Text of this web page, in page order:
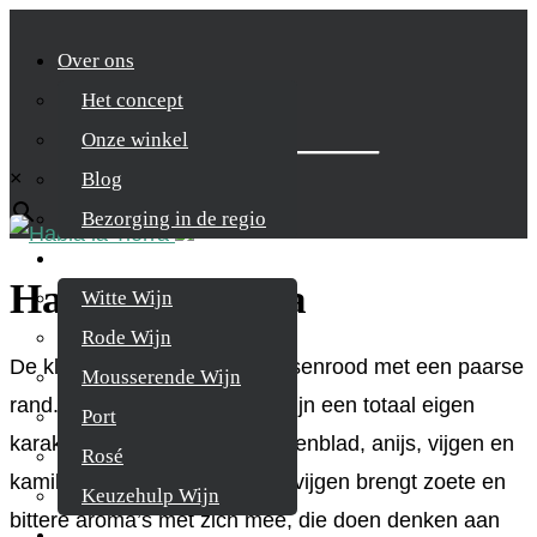
Over ons
Het concept
Onze winkel
Blog
Bezorging in de regio
Witte Wijn
Rode Wijn
Mousserende Wijn
Port
Rosé
Keuzehulp Wijn
Zoek je product
×
Habla La Tierra
De kleur is intens granaat/kersenrood met een paarse
rand. In de neus heeft deze wijn een totaal eigen
karakter, met tonen van tomatenblad, anijs, vijgen en
kamillebloesem. De geur van vijgen brengt zoete en
bittere aroma’s met zich mee, die doen denken aan